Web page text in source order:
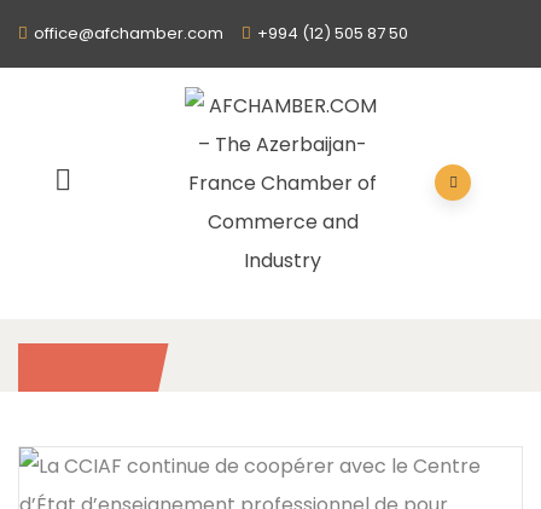
office@afchamber.com +994 (12) 505 87 50